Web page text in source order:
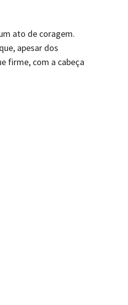
ato de coragem.
apesar dos
firme, com a cabeça